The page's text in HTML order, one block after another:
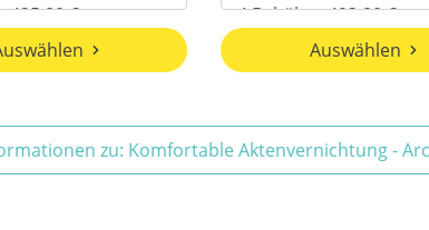
Auswählen
zu: Komfortable Aktenvernichtung -